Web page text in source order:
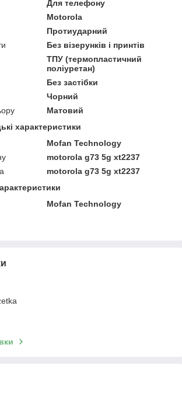
Для телефону
Motorola
Протиударний
Без візерунків і принтів
ТПУ (термопластичний
поліуретан)
Без застібки
Чорний
Матовий
характеристики
Mofan Technology
motorola g73 5g xt2237
motorola g73 5g xt2237
Mofan Technology